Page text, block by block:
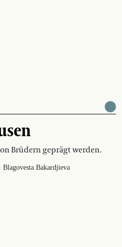
Brüdern geprägt werden.
Blagovesta Bakardjieva